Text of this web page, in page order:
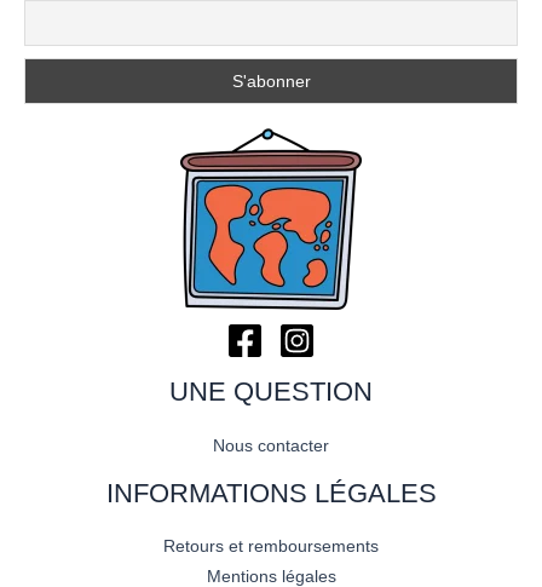
UNE QUESTION
Nous contacter
INFORMATIONS LÉGALES
Retours et remboursements
Mentions légales